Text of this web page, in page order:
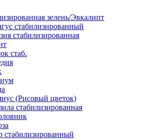
зелень/Эвкалипт
стабилизированный
стабилизированная
стаб.
(Рисовый цветок)
стабилизированная
стабилизированный